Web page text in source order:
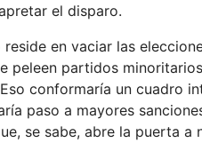
el disparo.
en vaciar las
peleen partidos
conformaría un cuadro
paso a mayores
se sabe, abre la puerta a